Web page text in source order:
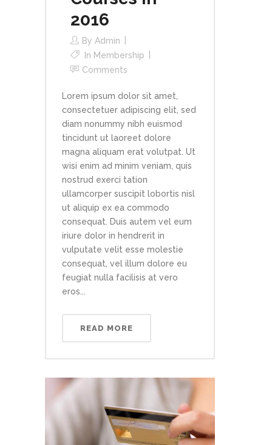
2016
By Admin
In Membership
Comments
Lorem ipsum dolor sit amet,
consectetuer adipiscing elit, sed
diam nonummy nibh euismod
tincidunt ut laoreet dolore
magna aliquam erat volutpat. Ut
wisi enim ad minim veniam, quis
nostrud exerci tation
ullamcorper suscipit lobortis nisl
ut aliquip ex ea commodo
consequat. Duis autem vel eum
iriure dolor in hendrerit in
vulputate velit esse molestie
consequat, vel illum dolore eu
feugiat nulla facilisis at vero
eros...
READ MORE